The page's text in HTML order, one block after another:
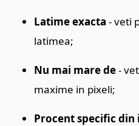
Latime exacta - veti
latimea;
Nu mai mare de-
maxime in pixeli;
Procent specific